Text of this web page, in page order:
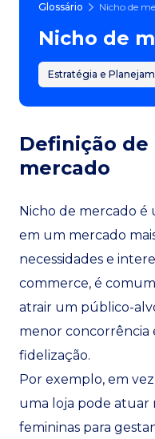
Glossário Nicho de
Nicho de
Estratégia e
Definição de
mercado
Nicho de mercado é
em um mercado
necessidades e
commerce, é
atrair um público-
menor concorrência
fidelização.
Por exemplo, em
uma loja pode atuar
femininas para